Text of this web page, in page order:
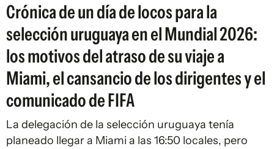
Crónica de un día de locos para la
selección uruguaya en el Mundial 2026:
los motivos del atraso de su viaje a
Miami, el cansancio de los dirigentes y el
comunicado de FIFA
La delegación de la selección uruguaya tenía
planeado llegar a Miami a las 16:50 locales, pero